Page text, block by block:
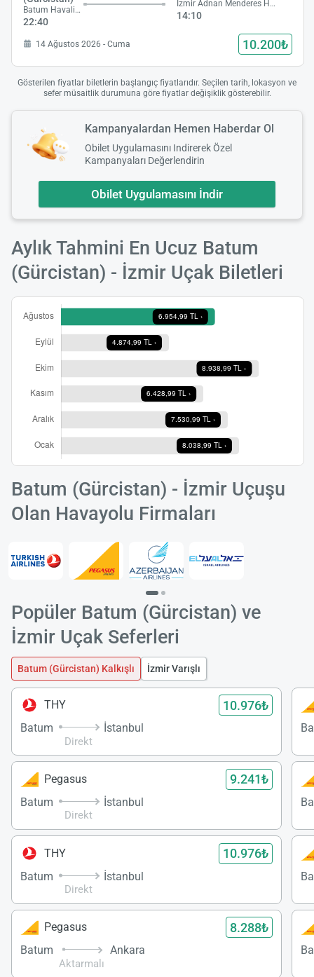
Batum Havalimanı
22:40
İzmir Adnan Menderes Havalimanı
14:10
14 Ağustos 2026 - Cuma 10.200₺
Gösterilen fiyatlar biletlerin başlangıç fiyatlarıdır. Seçilen tarih, lokasyon ve
sefer müsaitlik durumuna göre fiyatlar değişiklik gösterebilir.
Kampanyalardan Hemen Haberdar Ol
Obilet Uygulamasını Indirerek Özel
Kampanyaları Değerlendirin
Obilet Uygulamasını İndir
Aylık Tahmini En Ucuz Batum
(Gürcistan) - İzmir Uçak Biletleri
Batum (Gürcistan) - İzmir Uçuşu
Olan Havayolu Firmaları
Popüler Batum (Gürcistan) ve
İzmir Uçak Seferleri
Batum (Gürcistan) Kalkışlı İzmir Varışlı
THY 10.976₺
Batum
Direkt
İstanbul
Pegasus 9.241₺
Batum
Direkt
İstanbul
THY 10.976₺
Batum
Direkt
İstanbul
Pegasus 8.288₺
Batum
Aktarmalı
Ankara